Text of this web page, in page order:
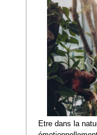
Etre dans la